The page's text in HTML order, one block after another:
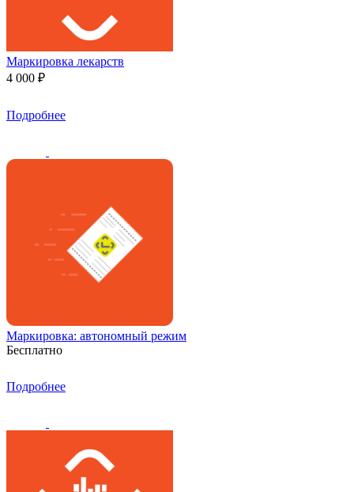
Маркировка лекарств
4 000 ₽
Подробнее
Маркировка: автономный режим
Бесплатно
Подробнее